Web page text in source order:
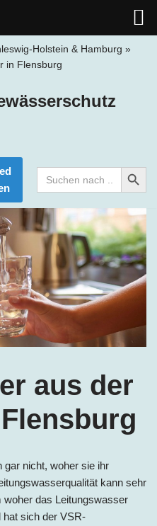
Holstein & Hamburg »
in Flensburg
Search
for:
Search Button
aus der
gar nicht, woher sie ihr
kann sehr
woher das Leitungswasser
hat sich der VSR-